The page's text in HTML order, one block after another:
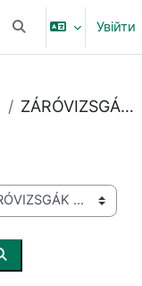
ПереключитиУвійти
ZÁRÓVIZSGÁK 2020
Пошук курсів